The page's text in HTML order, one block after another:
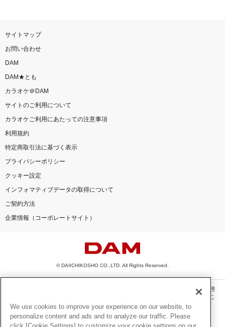
サイトマップ
お問い合わせ
DAM
DAM★とも
カラオケ＠DAM
サイトのご利用について
カラオケご利用にあたっての注意事項
利用規約
特定商取引法に基づく表示
プライバシーポリシー
クッキー設定
インフォマティブデータの取得について
ご契約方法
企業情報（コーポレートサイト）
© DAIICHIKOSHO CO.,LTD. All Rights Reserved.
このサイトに掲載されている一切の文章・画像・写真・動画・音声等を、手段や形態
を問わず、著作権法の定める範囲を超えて無断で複製、転載、ファイル化などするこ
とを禁じます。
楽曲及びコンテンツは、機種によりご利用いただけない場合があります。
We use cookies to improve your experience on our website, to
personalize content and ads and to analyze our traffic. Please